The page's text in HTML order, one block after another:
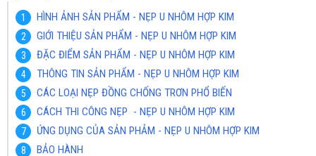
HÌNH ẢNH SẢN PHẨM - NẸP U NHÔM HỢP KIM
GIỚI THIỆU SẢN PHẨM - NẸP U NHÔM HỢP KIM
ĐẶC ĐIỂM SẢN PHẨM - NẸP U NHÔM HỢP KIM
THÔNG TIN SẢN PHẨM - NẸP U NHÔM HỢP KIM
CÁC LOẠI NẸP ĐỒNG CHỐNG TRƠN PHỔ BIẾN
CÁCH THI CÔNG NẸP - NẸP U NHÔM HỢP KIM
ỨNG DỤNG CỦA SẢN PHẢM - NẸP U NHÔM HỢP KIM
BẢO HÀNH